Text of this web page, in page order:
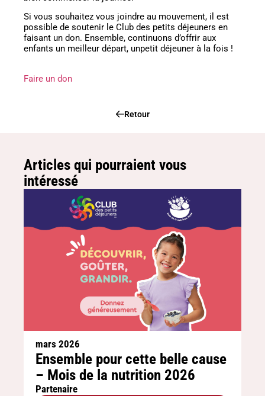
Si vous souhaitez vous joindre au mouvement, il est
possible de soutenir le Club des petits déjeuners en
faisant un don. Ensemble, continuons d’offrir aux
enfants un meilleur départ, unpetit déjeuner à la fois !
Faire un don
Retour
Articles qui pourraient vous
intéressé
mars 2026
Ensemble pour cette belle cause
– Mois de la nutrition 2026
Partenaire